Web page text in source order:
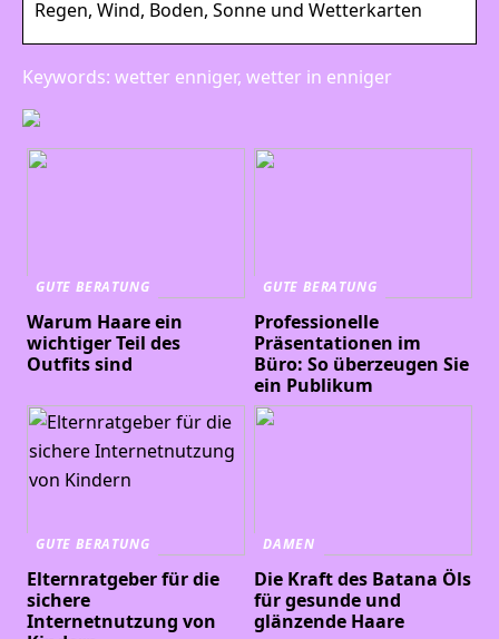
Regen, Wind, Boden, Sonne und Wetterkarten
Keywords: wetter enniger, wetter in enniger
GUTE BERATUNG
Warum Haare ein
wichtiger Teil des
Outfits sind
GUTE BERATUNG
Professionelle
Präsentationen im
Büro: So überzeugen Sie
ein Publikum
GUTE BERATUNG
Elternratgeber für die
sichere
Internetnutzung von
DAMEN
Die Kraft des Batana Öls
für gesunde und
glänzende Haare